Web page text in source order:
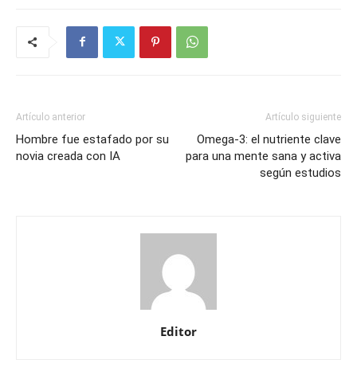
Artículo anterior
Hombre fue estafado por su
novia creada con IA
Artículo siguiente
Omega-3: el nutriente clave
para una mente sana y activa
según estudios
Editor